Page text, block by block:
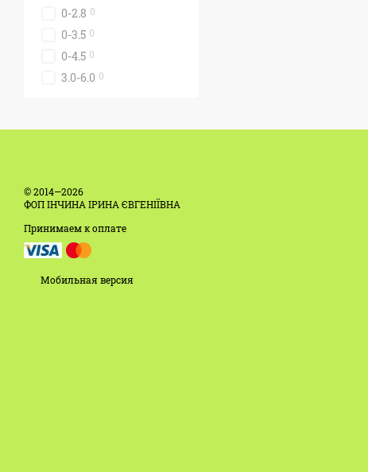
0-2.8 0
0-3.5 0
0-4.5 0
3.0-6.0 0
© 2014—2026
ФОП ІНЧИНА ІРИНА ЄВГЕНІЇВНА
Принимаем к оплате
Мобильная версия